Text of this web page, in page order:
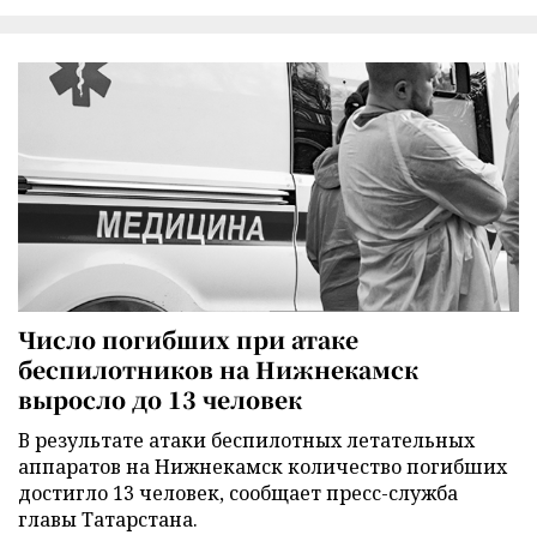
Число погибших при атаке
беспилотников на Нижнекамск
выросло до 13 человек
В результате атаки беспилотных летательных
аппаратов на Нижнекамск количество погибших
достигло 13 человек, сообщает пресс-служба
главы Татарстана.